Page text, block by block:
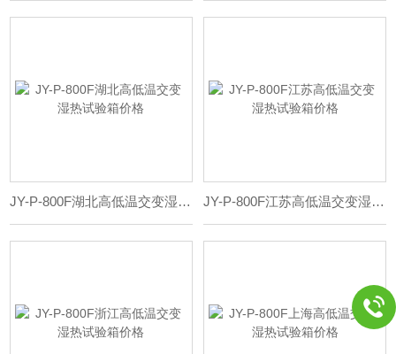
JY-P-800F湖北高低温交变湿热试验箱价格 JY-P-800F江苏高低温交变湿热试验箱价格